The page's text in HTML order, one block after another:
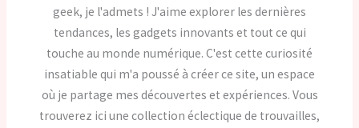
geek, je l'admets ! J'aime explorer les dernières
tendances, les gadgets innovants et tout ce qui
touche au monde numérique. C'est cette curiosité
insatiable qui m'a poussé à créer ce site, un espace
où je partage mes découvertes et expériences. Vous
trouverez ici une collection éclectique de trouvailles,